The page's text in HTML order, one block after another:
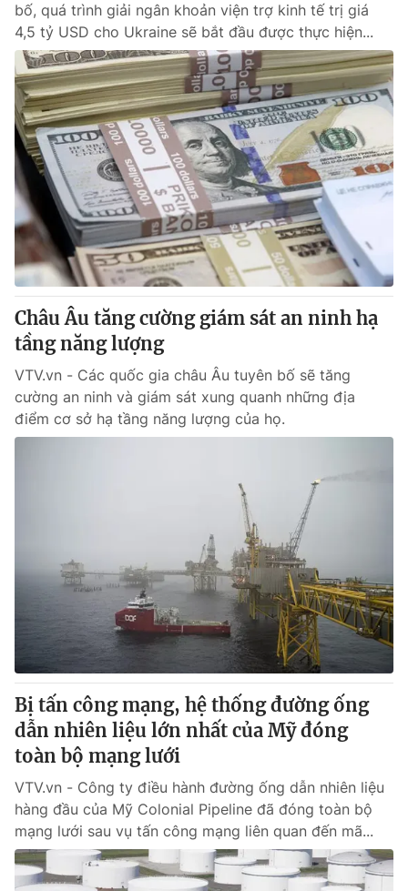
bố, quá trình giải ngân khoản viện trợ kinh tế trị giá
4,5 tỷ USD cho Ukraine sẽ bắt đầu được thực hiện...
Châu Âu tăng cường giám sát an ninh hạ
tầng năng lượng
VTV.vn - Các quốc gia châu Âu tuyên bố sẽ tăng
cường an ninh và giám sát xung quanh những địa
điểm cơ sở hạ tầng năng lượng của họ.
Bị tấn công mạng, hệ thống đường ống
dẫn nhiên liệu lớn nhất của Mỹ đóng
toàn bộ mạng lưới
VTV.vn - Công ty điều hành đường ống dẫn nhiên liệu
hàng đầu của Mỹ Colonial Pipeline đã đóng toàn bộ
mạng lưới sau vụ tấn công mạng liên quan đến mã...